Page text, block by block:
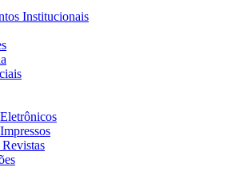
Institucionais